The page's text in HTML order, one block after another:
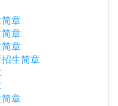
简章
简章
简章
生简章
章